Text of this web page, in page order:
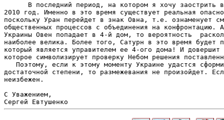
В последний период, на котором я хочу заострить
2010 год. Именно в это время существует реальная
поскольку Уран перейдет в знак Овна, т.е. ознаменует
общественных процессов с объединения на конфронтацию.
Украины Овен попадает в 4-й дом, то вероятность
наиболее велика. Более того, Сатурн в это время будет
который является управителем ее 4-ого дома! И довершит
которое символизирует проверку Небом решения
Поэтому, если к этому моменту Украине удастся
достаточной степени, то размежевания не произойдет.
неизбежен.
С Уважением,